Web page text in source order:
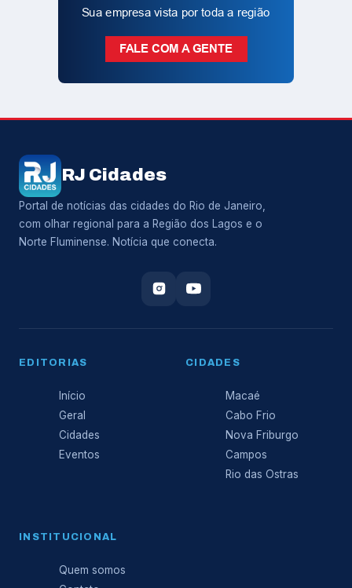
RJ Cidades
Portal de notícias das cidades do Rio de Janeiro,
com olhar regional para a Região dos Lagos e o
Norte Fluminense. Notícia que conecta.
EDITORIAS
Início
Geral
Cidades
Eventos
CIDADES
Macaé
Cabo Frio
Nova Friburgo
Campos
Rio das Ostras
INSTITUCIONAL
Quem somos